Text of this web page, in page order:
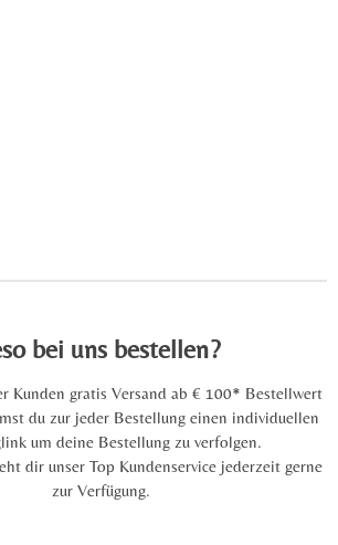
bei uns bestellen?
Kunden gratis Versand ab € 100* Bestellwert
du zur jeder Bestellung einen individuellen
um deine Bestellung zu verfolgen.
dir unser Top Kundenservice jederzeit gerne
zur Verfügung.